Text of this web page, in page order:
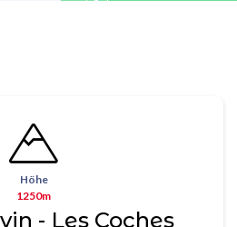
Höhe
1250m
- Les Coches